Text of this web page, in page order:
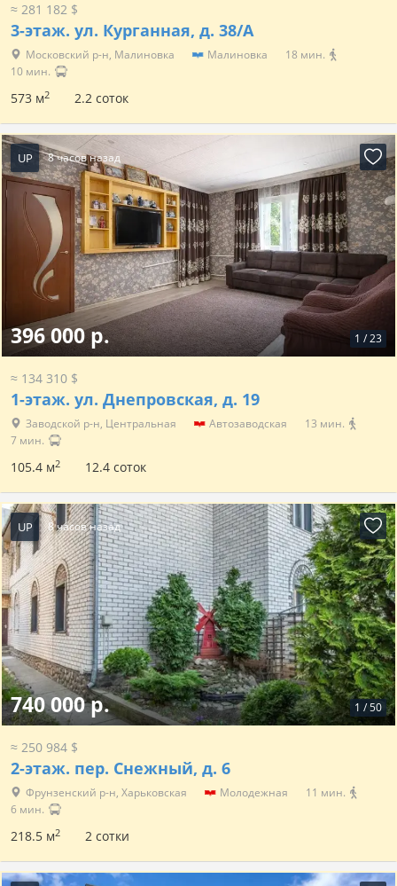
≈ 281 182 $
3-этаж. ул. Курганная, д. 38/А
Московский р-н, Малиновка Малиновка
18 мин.
10 мин.
573 м2 2.2 соток
UP 8 часов назад
1 /23
396 000 р.
≈ 134 310 $
1-этаж. ул. Днепровская, д. 19
Заводской р-н, Центральная Автозаводская
13 мин.
7 мин.
105.4 м2 12.4 соток
UP 8 часов назад
1 /50
740 000 р.
≈ 250 984 $
2-этаж. пер. Снежный, д. 6
Фрунзенский р-н, Харьковская Молодежная
11 мин.
6 мин.
218.5 м2 2 сотки